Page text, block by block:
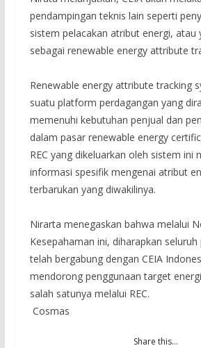
pendampingan teknis lain seperti
sistem pelacakan atribut energi, atau
sebagai renewable energy attribute
Renewable energy attribute tracking
suatu platform perdagangan yang
memenuhi kebutuhan penjual dan
dalam pasar renewable energy
REC yang dikeluarkan oleh sistem ini
informasi spesifik mengenai atribut
terbarukan yang diwakilinya.
Nirarta menegaskan bahwa melalui
Kesepahaman ini, diharapkan
telah bergabung dengan CEIA
mendorong penggunaan target
salah satunya melalui REC.
Cosmas
Share this…